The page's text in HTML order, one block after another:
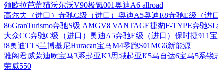
领欧拉芭蕾猫沃尔沃V90极氪001奥迪A6 allroad
高尔夫（进口） 奔驰C级（进口） 奥迪A5奥迪R8奔驰E级（进
86GranTurismo奔驰S级 AMGV8 VANTAGE捷豹F-TYPE奔驰
大众CC奔驰C级（进口） 奥迪A5奔驰E级（进口） 保时捷911
i8奥迪TTS兰博基尼Huracán宝马M4零跑S01MG6新能源
雅阁君威蒙迪欧宝马3系起亚K3思域起亚K5马自达6宝马5系锐
荣威550